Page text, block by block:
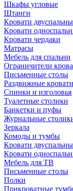
Шкафы угловые
Штанги
Кровати
Кровати
Кровати чердаки
Матрасы
Мебель для спальни
Ограничители
Письменные столы
Раздвижные кровати
Спинки и изголовья
Туалетные столики
Банкетки и пуфы
Журнальные
Зеркала
Комоды и тумбы
Кровати
Кровати
Мебель для ТВ
Письменные столы
Полки
Прикроватные